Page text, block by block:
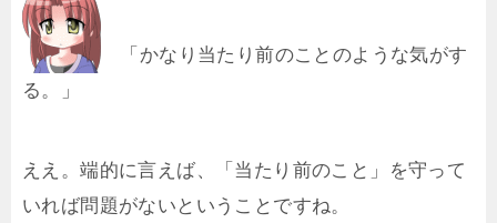
「かなり当たり前のことのような気がす
る。」
ええ。端的に言えば、「当たり前のこと」を守って
いれば問題がないということですね。